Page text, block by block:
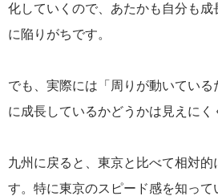
化していくので、あたかも自分も成
に陥りがちです。
でも、実際には「周りが動いている
に成長しているかどうかは見えにく
九州に戻ると、東京と比べて相対的
す。特に東京のスピード感を知って